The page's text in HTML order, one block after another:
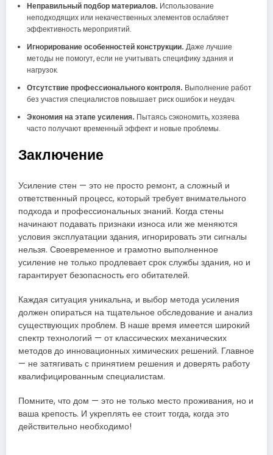
Неправильный подбор материалов. Использование
неподходящих или некачественных элементов ослабляет
эффективность мероприятий.
Игнорирование особенностей конструкции. Даже лучшие
методы не помогут, если не учитывать специфику здания и
нагрузок.
Отсутствие профессионального контроля. Выполнение работ
без участия специалистов повышает риск ошибок и неудач.
Экономия на этапе усиления. Пытаясь сэкономить, хозяева
часто получают временный эффект и новые проблемы.
Заключение
Усиление стен — это не просто ремонт, а сложный и
ответственный процесс, который требует внимательного
подхода и профессиональных знаний. Когда стены
начинают подавать признаки износа или же меняются
условия эксплуатации здания, игнорировать эти сигналы
нельзя. Своевременное и грамотно выполненное
усиление не только продлевает срок службы здания, но и
гарантирует безопасность его обитателей.
Каждая ситуация уникальна, и выбор метода усиления
должен опираться на тщательное обследование и анализ
существующих проблем. В наше время имеется широкий
спектр технологий — от классических механических
методов до инновационных химических решений. Главное
— не затягивать с принятием решения и доверять работу
квалифицированным специалистам.
Помните, что дом — это не только место проживания, но и
ваша крепость. И укреплять ее стоит тогда, когда это
действительно необходимо!